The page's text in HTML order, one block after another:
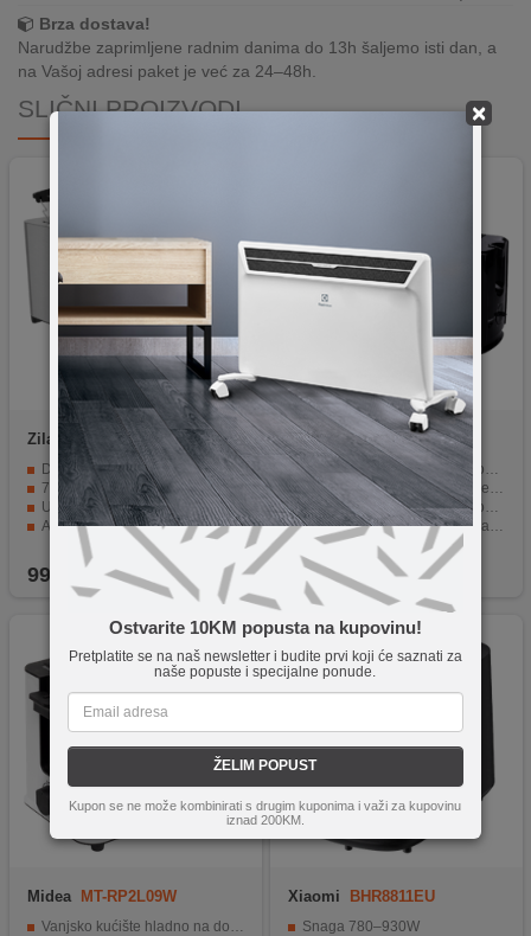
×
Ostvarite 10KM popusta na kupovinu!
Pretplatite se na naš newsletter i budite prvi koji će saznati za
naše popuste i specijalne ponude.
ŽELIM POPUST
Kupon se ne može kombinirati s drugim kuponima i važi za kupovinu
iznad 200KM.
Brza dostava!
Narudžbe zaprimljene radnim danima do 13h šaljemo isti dan, a
na Vašoj adresi paket je već za 24–48h.
SLIČNI PROIZVODI
Zilan ZLN6234
Digitalni LCD ekran za precizno podešavanje
7 nivoa zapečenosti za željeni ukus
Uklonjiva ladica za mrvice za jednostavno čišćenje
Automatsko isključivanje i zaštita od pregrijavanja
Protivklizne noge za stabilnost tokom rada
99,90 KM
Zilan ZLN2706
Snaga od 1000 W za brzo tostiranje.
2 otvora za tostiranje 4 kriške kruha.
6 razina tostiranja za prilagođavanje topline.
Automatski iskočni mehanizam i funkcija gašenja.
Zaštita od pregrijavanja i ladica za mrvice.
39,90KM
Midea MT-RP2L09W
Vanjsko kućište hladno na dodir
Xiaomi BHR8811EU
Snaga 780–930W